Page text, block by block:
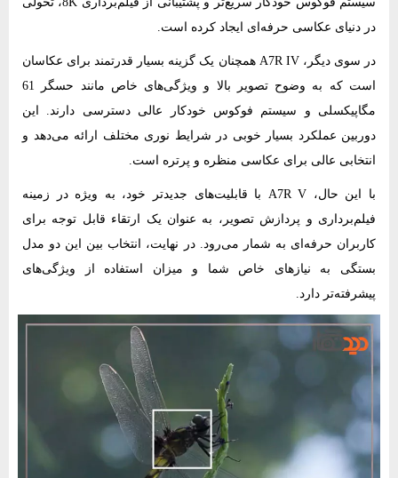
در دنیای عکاسی حرفه‌ای ایجاد کرده است.
در سوی دیگر، A7R IV همچنان یک گزینه بسیار قدرتمند برای عکاسان
است که به وضوح تصویر بالا و ویژگی‌های خاص مانند حسگر 61
مگاپیکسلی و سیستم فوکوس خودکار عالی دسترسی دارند. این
دوربین عملکرد بسیار خوبی در شرایط نوری مختلف ارائه می‌دهد و
انتخابی عالی برای عکاسی منظره و پرتره است.
با این حال، A7R V با قابلیت‌های جدیدتر خود، به ویژه در زمینه
فیلم‌برداری و پردازش تصویر، به عنوان یک ارتقاء قابل توجه برای
کاربران حرفه‌ای به شمار می‌رود. در نهایت، انتخاب بین این دو مدل
بستگی به نیازهای خاص شما و میزان استفاده از ویژگی‌های
پیشرفته‌تر دارد.